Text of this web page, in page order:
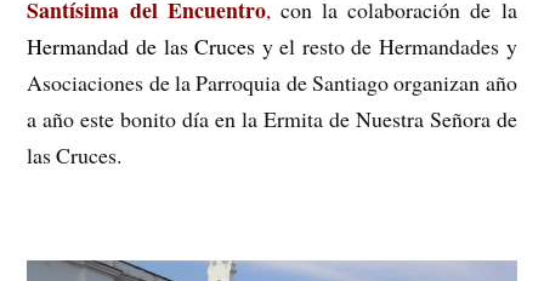
Santísima del Encuentro,con la colaboración de la
Hermandad de las Cruces y el resto de Hermandades y
Asociaciones de la Parroquia de Santiago organizan año
a año este bonito día en la Ermita de Nuestra Señora de
las Cruces.